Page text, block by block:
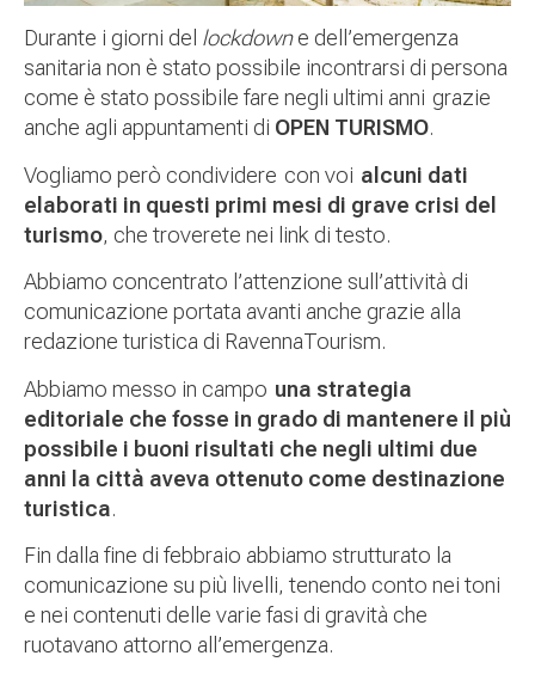
Durante i giorni del lockdowne dell’emergenza
sanitaria non è stato possibile incontrarsi di persona
come è stato possibile fare negli ultimi anni grazie
anche agli appuntamenti di OPEN TURISMO.
Vogliamo però condividere con voi alcuni dati
elaborati in questi primi mesi di grave crisi del
turismo, che troverete nei link di testo.
Abbiamo concentrato l’attenzione sull’attività di
comunicazione portata avanti anche grazie alla
redazione turistica di RavennaTourism.
Abbiamo messo in campo una strategia
editoriale che fosse in grado di mantenere il più
possibile i buoni risultati che negli ultimi due
anni la città aveva ottenuto come destinazione
turistica.
Fin dalla fine di febbraio abbiamo strutturato la
comunicazione su più livelli, tenendo conto nei toni
e nei contenuti delle varie fasi di gravità che
ruotavano attorno all’emergenza.